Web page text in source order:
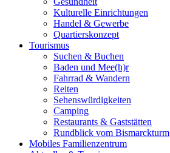
Kulturelle Einrichtungen
Handel & Gewerbe
Quartierskonzept
Tourismus
Suchen & Buchen
Baden und Mee(h)r
Fahrrad & Wandern
Reiten
Sehenswürdigkeiten
Camping
Restaurants & Gaststätten
Rundblick vom Bismarckturm
Mobiles Familienzentrum